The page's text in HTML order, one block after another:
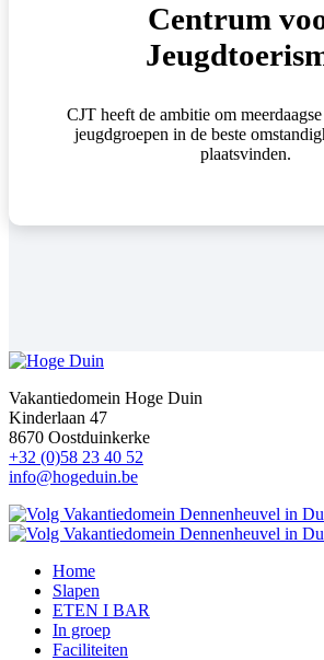
Centrum
CJT heeft de ambitie om
jeugdgroepen in de beste
plaatsvinden.
Vakantiedomein Hoge Duin
Kinderlaan 47
8670 Oostduinkerke
+32 (0)58 23 40 52
info@hogeduin.be
Home
Slapen
ETEN I BAR
In groep
Faciliteiten